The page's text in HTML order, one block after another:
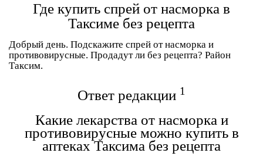
Где купить спрей от насморка в
Таксиме без рецепта
Добрый день. Подскажите спрей от насморка и
противовирусные. Продадут ли без рецепта? Район
Таксим.
Ответ редакции 1
Какие лекарства от насморка и
противовирусные можно купить в
аптеках Таксима без рецепта